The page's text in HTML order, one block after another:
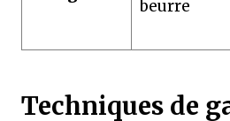
beurre
Techniques de